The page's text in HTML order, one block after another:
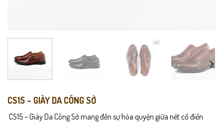
CS15 – GIÀY DA CÔNG SỞ
CS15 – Giày Da Công Sở mang đến sự hòa quyện giữa nét cổ điển